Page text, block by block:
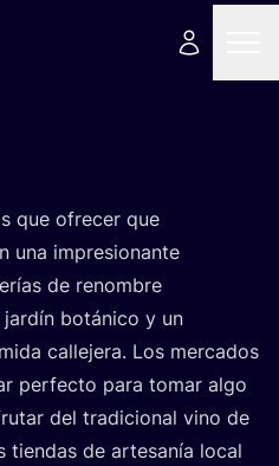
que ofre­cer que
una impre­sio­nan­te
de renom­bre
botá­ni­co y un
calle­je­ra. Los mer­ca­dos
per­fec­to para tomar algo
del tra­di­cio­nal vino de
tien­das de arte­sa­nía local